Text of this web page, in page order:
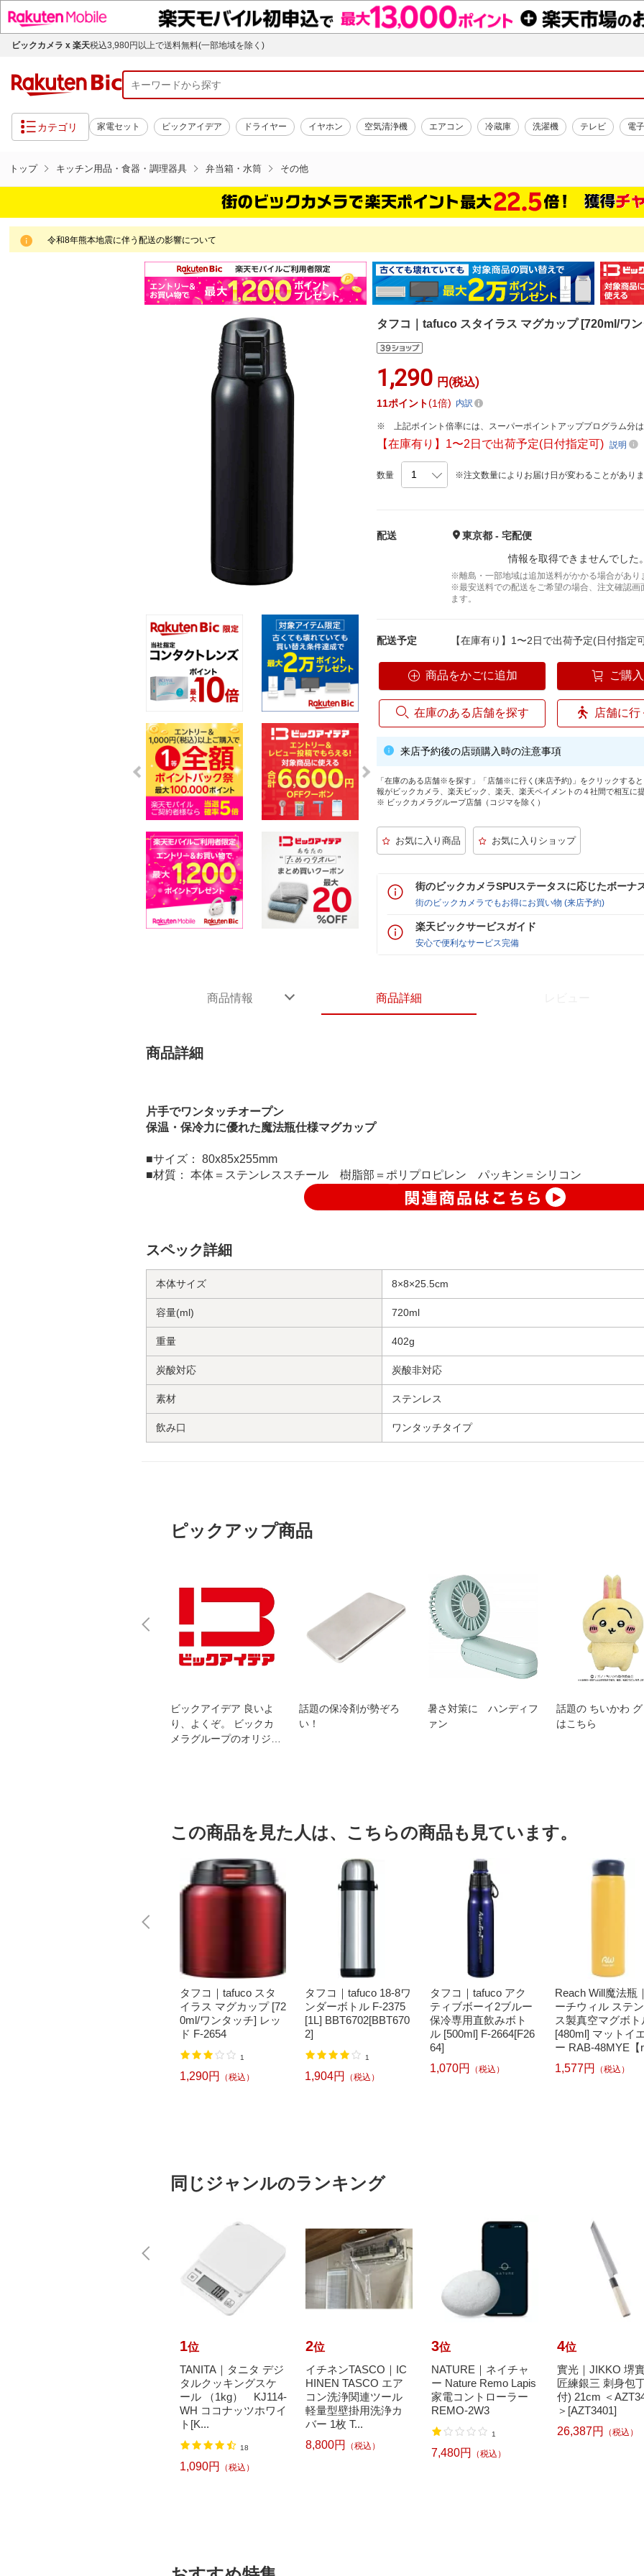
ビックカメラ x 楽天税込3,980円以上で送料無料(一部地域を除く)
カテゴリ 家電セット ビックアイデア ドライヤー イヤホン 空気清浄機 エアコン 冷蔵庫 洗濯機 テレビ 電
トップ キッチン用品・食器・調理器具 弁当箱・水筒 その他
令和8年熊本地震に伴う配送の影響について
タフコ｜tafuco スタイラス マグカップ [720ml/ワ
1,290 円(税込)
11ポイント 1倍 内訳
上記ポイント倍率には、スーパーポイントアッププログラム分
【在庫有り】1〜2日で出荷予定(日付指定可)説明
数量 ※注文数量によりお届け日が変わることがあり
配送
東京都 - 宅配便
情報を取得できませんでし
※離島・一部地域は追加送料がかかる場合があり
※最安送料での配送をご希望の場合、注文確認
ます。
配送予定 【在庫有り】1〜2日で出荷予定(日付指定
商品をかごに追加 ご購
在庫のある店舗を探す 店舗に
来店予約後の店頭購入時の注意事項
「在庫のある店舗※を探す」「店舗※に行く(来店予約)」をクリックする
報がビックカメラ、楽天ビック、楽天、楽天ペイメントの４社間で相互に
※ ビックカメラグループ店舗（コジマを除く）
街のビックカメラSPUステータスに応じたボーナ
街のビックカメラでもお得にお買い物 (来店予約)
楽天ビックサービスガイド
安心で便利なサービス完備
商品情報 商品詳細
商品詳細
片手でワンタッチオープン
保温・保冷力に優れた魔法瓶仕様マグカップ
■サイズ： 80x85x255mm
■材質： 本体＝ステンレススチール 樹脂部＝ポリプロピレン パッキン＝シリコン
スペック詳細
本体サイズ 8×8×25.5cm
容量(ml) 720ml
重量 402g
炭酸対応 炭酸非対応
素材 ステンレス
飲み口 ワンタッチタイプ
ピックアップ商品
ビックアイデア 良いよ
り、よくぞ。 ビックカ
メラグループのオリジナ
話題の保冷剤が勢ぞろ
い！
暑さ対策に ハンディフ
ァン
話題の ちいかわ
はこちら
この商品を見た人は、こちらの商品も見ています。
タフコ｜tafuco スタ
イラス マグカップ [72
0ml/ワンタッチ] レッ
ド F-2654
1
1,290円 （税込）
タフコ｜tafuco 18-8ワ
ンダーボトル F-2375
[1L] BBT6702[BBT670
2]
1
1,904円 （税込）
タフコ｜tafuco アク
ティブボーイ2ブルー
保冷専用直飲みボト
ル [500ml] F-2664[F26
64]
1,070円
（税込）
Reach Will魔法瓶
ーチウィル ステ
ス製真空マグボト
[480ml] マットイ
ー RAB-48MYE【
ooking_cpn】
1,577円 （税込）
同じジャンルのランキング
1位
TANITA｜タニタ デジ
タルクッキングスケ
ール （1kg） KJ114-
WH ココナッツホワイ
ト[K...
18
1,090円 （税込）
2位
イチネンTASCO｜IC
HINEN TASCO エア
コン洗浄関連ツール
軽量型壁掛用洗浄カ
バー 1枚 T...
8,800円
（税込）
3位
NATURE｜ネイチャ
ー Nature Remo Lapis
家電コントローラー
REMO-2W3
1
7,480円 （税込）
4位
實光｜JIKKO 堺
匠練銀三 刺身包
付) 21cm ＜
＞[AZT3401]
26,387円
（税込）